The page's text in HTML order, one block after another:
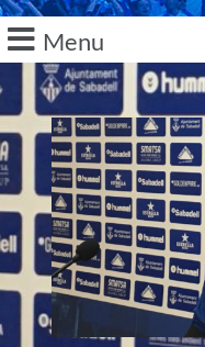
Menu